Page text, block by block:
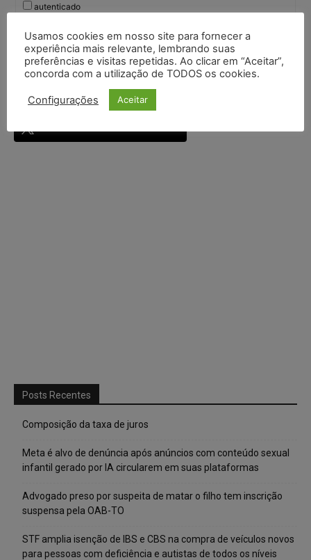
autenticado
Entrar
Continuar comGoogle
Posts Recentes
Composição da taxa de juros
Meta é alvo de denúncia após anúncios com conteúdo sexual
infantil gerado por IA circularem em suas plataformas
Advogado preso por suspeita de matar o filho tem inscrição
suspensa pela OAB-TO
STF amplia isenção de IBS e CBS na compra de veículos novos
para pessoas com deficiência e autistas de todos os níveis
Usamos cookies em nosso site para fornecer a
experiência mais relevante, lembrando suas
preferências e visitas repetidas. Ao clicar em “Aceitar”,
concorda com a utilização de TODOS os cookies.
Configurações Aceitar